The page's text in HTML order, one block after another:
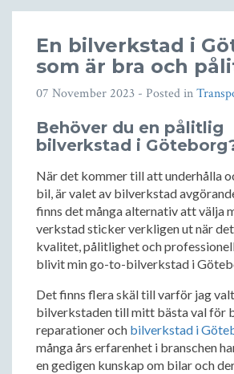
En bilverkstad i
som är bra och
07 November 2023 - Posted in
Behöver du en pålitlig
bilverkstad i
När det kommer till att underhålla
bil, är valet av bilverkstad
finns det många alternativ att välja
verkstad sticker verkligen ut när
kvalitet, pålitlighet och
blivit min go-to-bilverkstad i
Det finns flera skäl till varför jag
bilverkstaden till mitt bästa val för
reparationer och bilverkstad i
många års erfarenhet i branschen
en gedigen kunskap om bilar och